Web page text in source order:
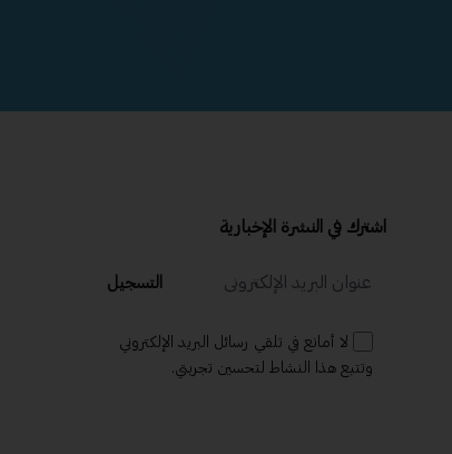
اشترك في النشرة الإخبارية
التسجيل
لا أمانع في تلقي رسائل البريد الإلكتروني
وتتبع هذا النشاط لتحسين تجربتي.